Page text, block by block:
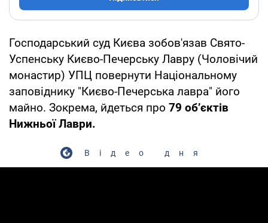
Господарський суд Києва зобов'язав Свято-
Успенську Києво-Печерську Лавру (Чоловічий
монастир) УПЦ повернути Національному
заповіднику "Києво-Печерська лавра" його
майно. Зокрема, йдеться про 79 об’єктів
Нижньої Лаври.
Відео дня